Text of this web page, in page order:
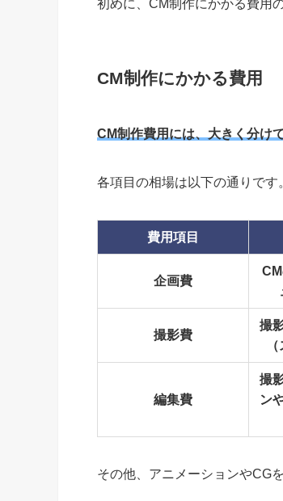
初めに、CM制作にかかる費用
CM制作にかかる費用
CM制作費用には、大きく分け
各項目の相場は以下の通りです
費用項目
企画費
撮影費
撮
編集費
撮
ン
その他、アニメーションやCG